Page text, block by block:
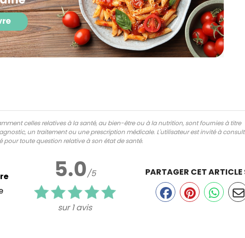
celles relatives à la santé, au bien-être ou à la nutrition, sont fournies à titre
un traitement ou une prescription médicale. L'utilisateur est invité à
toute question relative à son état de santé.
5.0/5
sur 1 avis
PARTAGER CET ARTICLE